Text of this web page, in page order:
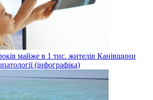
майже в 1 тис. жителів Канівщини
(інфографіка)